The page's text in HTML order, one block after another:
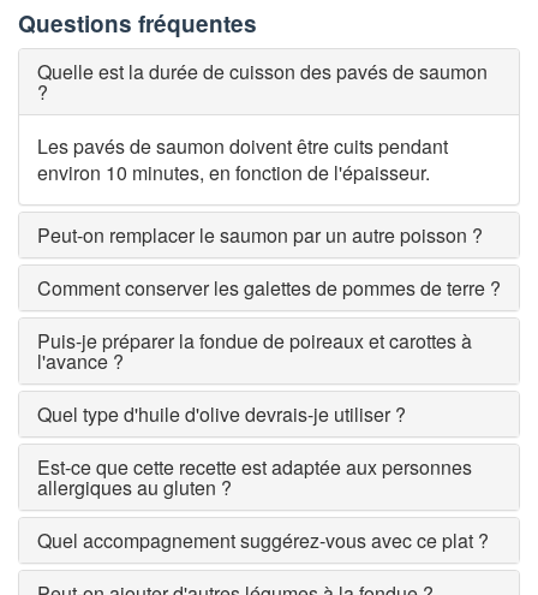
Questions fréquentes
Quelle est la durée de cuisson des pavés de saumon
?
Les pavés de saumon doivent être cuits pendant
environ 10 minutes, en fonction de l'épaisseur.
Peut-on remplacer le saumon par un autre poisson ?
Comment conserver les galettes de pommes de terre ?
Puis-je préparer la fondue de poireaux et carottes à
l'avance ?
Quel type d'huile d'olive devrais-je utiliser ?
Est-ce que cette recette est adaptée aux personnes
allergiques au gluten ?
Quel accompagnement suggérez-vous avec ce plat ?